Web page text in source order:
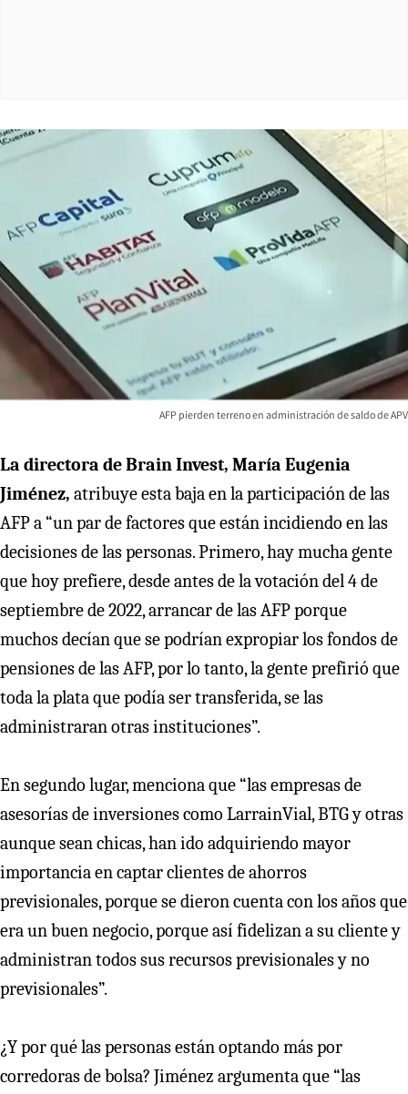
AFP pierden terreno en administración de saldo de APV
La directora de Brain Invest, María Eugenia
Jiménez, atribuye esta baja en la participación de las
AFP a “un par de factores que están incidiendo en las
decisiones de las personas. Primero, hay mucha gente
que hoy prefiere, desde antes de la votación del 4 de
septiembre de 2022, arrancar de las AFP porque
muchos decían que se podrían expropiar los fondos de
pensiones de las AFP, por lo tanto, la gente prefirió que
toda la plata que podía ser transferida, se las
administraran otras instituciones”.
En segundo lugar, menciona que “las empresas de
asesorías de inversiones como LarrainVial, BTG y otras
aunque sean chicas, han ido adquiriendo mayor
importancia en captar clientes de ahorros
previsionales, porque se dieron cuenta con los años que
era un buen negocio, porque así fidelizan a su cliente y
administran todos sus recursos previsionales y no
previsionales”.
¿Y por qué las personas están optando más por
corredoras de bolsa? Jiménez argumenta que “las